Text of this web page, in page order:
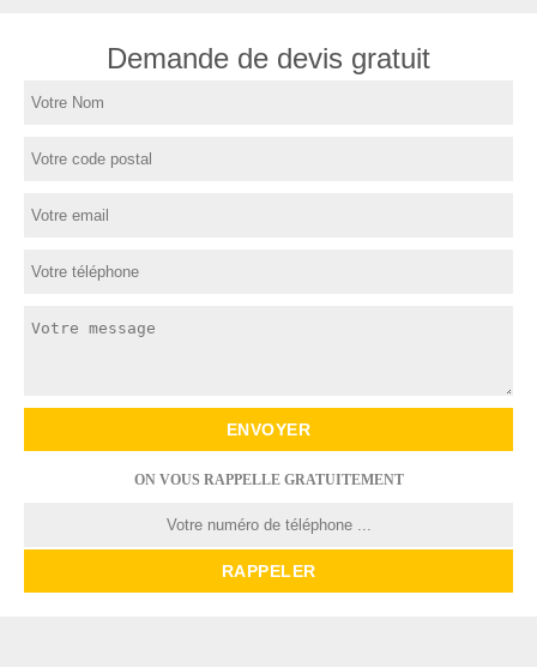
Demande de devis gratuit
ON VOUS RAPPELLE GRATUITEMENT